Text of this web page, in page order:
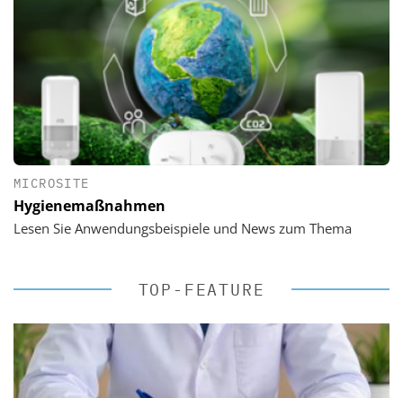
MICROSITE
Hygienemaßnahmen
Lesen Sie Anwendungsbeispiele und News zum Thema
TOP-FEATURE